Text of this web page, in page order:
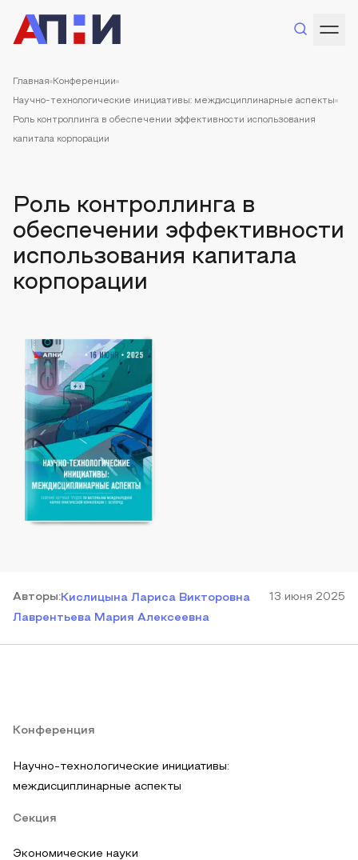
Главная Конференции
Научно-технологические инициативы: междисциплинарные аспекты
Роль контроллинга в обеспечении эффективности использования
капитала корпорации
Роль контроллинга в
обеспечении эффективности
использования капитала
корпорации
Авторы:Кислицына Лариса Викторовна
Лаврентьева Мария Алексеевна
13 июня 2025
Конференция
Научно-технологические инициативы:
междисциплинарные аспекты
Секция
Экономические науки